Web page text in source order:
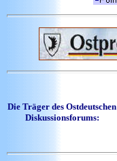
Die Träger des Ostdeutschen
Diskussionsforums: